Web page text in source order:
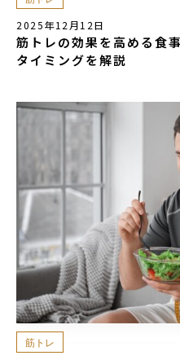
2025年12月12日
筋トレの効果を高める食
タイミングを解説
筋トレ